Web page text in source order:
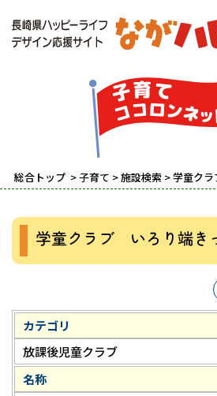
総合トップ >子育て >施設検索 > 学童ク
学童クラブ いろり端き
カテゴリ
放課後児童クラブ
名称